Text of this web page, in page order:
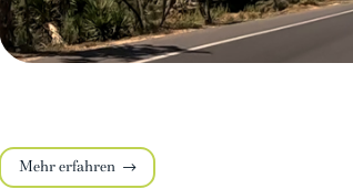
Mehr erfahren